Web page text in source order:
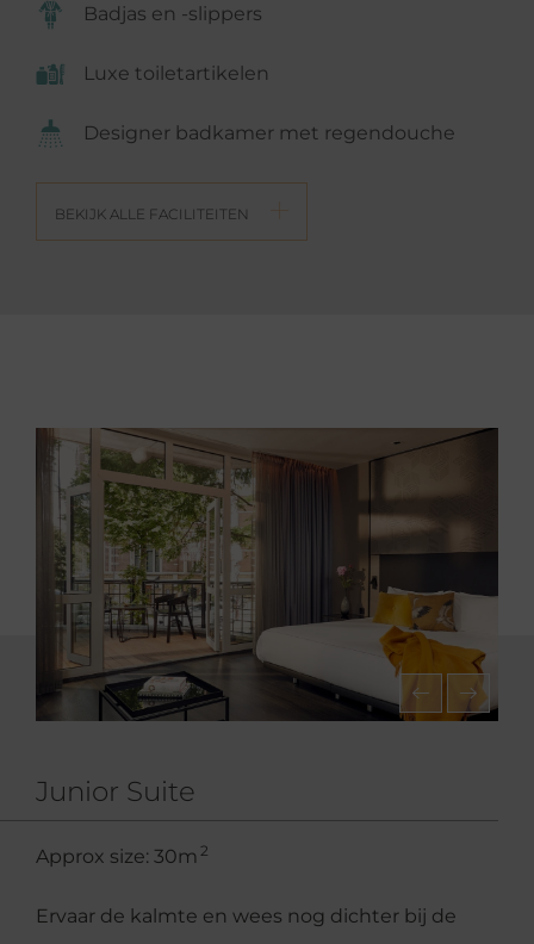
Badjas en -slippers
Luxe toiletartikelen
Designer badkamer met regendouche
BEKIJK ALLE FACILITEITEN
Junior Suite
Approx size: 30m 2
Ervaar de kalmte en wees nog dichter bij de